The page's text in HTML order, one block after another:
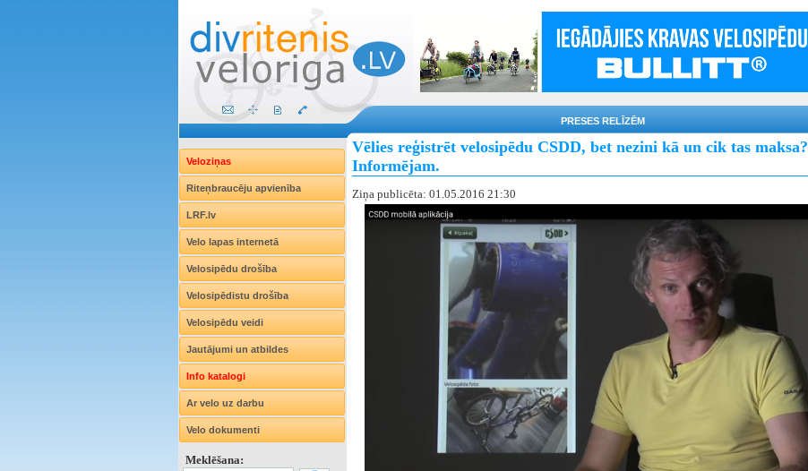
PRESES RELĪZĒM
Veloziņas
Riteņbraucēju apvienība
LRF.lv
Velo lapas internetā
Velosipēdu drošība
Velosipēdistu drošība
Velosipēdu veidi
Jautājumi un atbildes
Info katalogi
Ar velo uz darbu
Velo dokumenti
Meklēšana:
Vēlies reģistrēt velosipēdu CSDD, bet nezini kā un cik tas maksa?
Informējam.
Ziņa publicēta: 01.05.2016 21:30